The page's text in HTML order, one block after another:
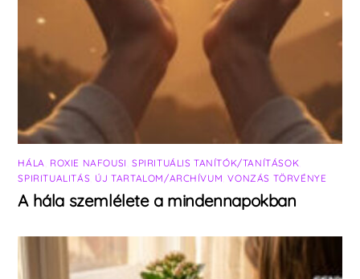
HÁLA ROXIE NAFOUSI SPIRITUÁLIS TANÍTÓK/TANÍTÁSOK
SPIRITUALITÁS ÚJ TARTALOM/ARCHÍVUM ,VONZÁS TÖRVÉNYE
A hála szemlélete a mindennapokban